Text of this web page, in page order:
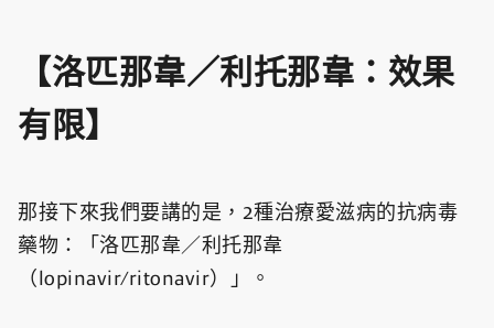
【洛匹那韋／利托那韋：效果
有限】
那接下來我們要講的是，2種治療愛滋病的抗病毒
藥物：「洛匹那韋／利托那韋
（lopinavir/ritonavir）」。